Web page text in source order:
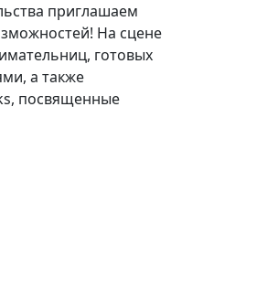
приглашаем
На сцене
готовых
а также
посвященные